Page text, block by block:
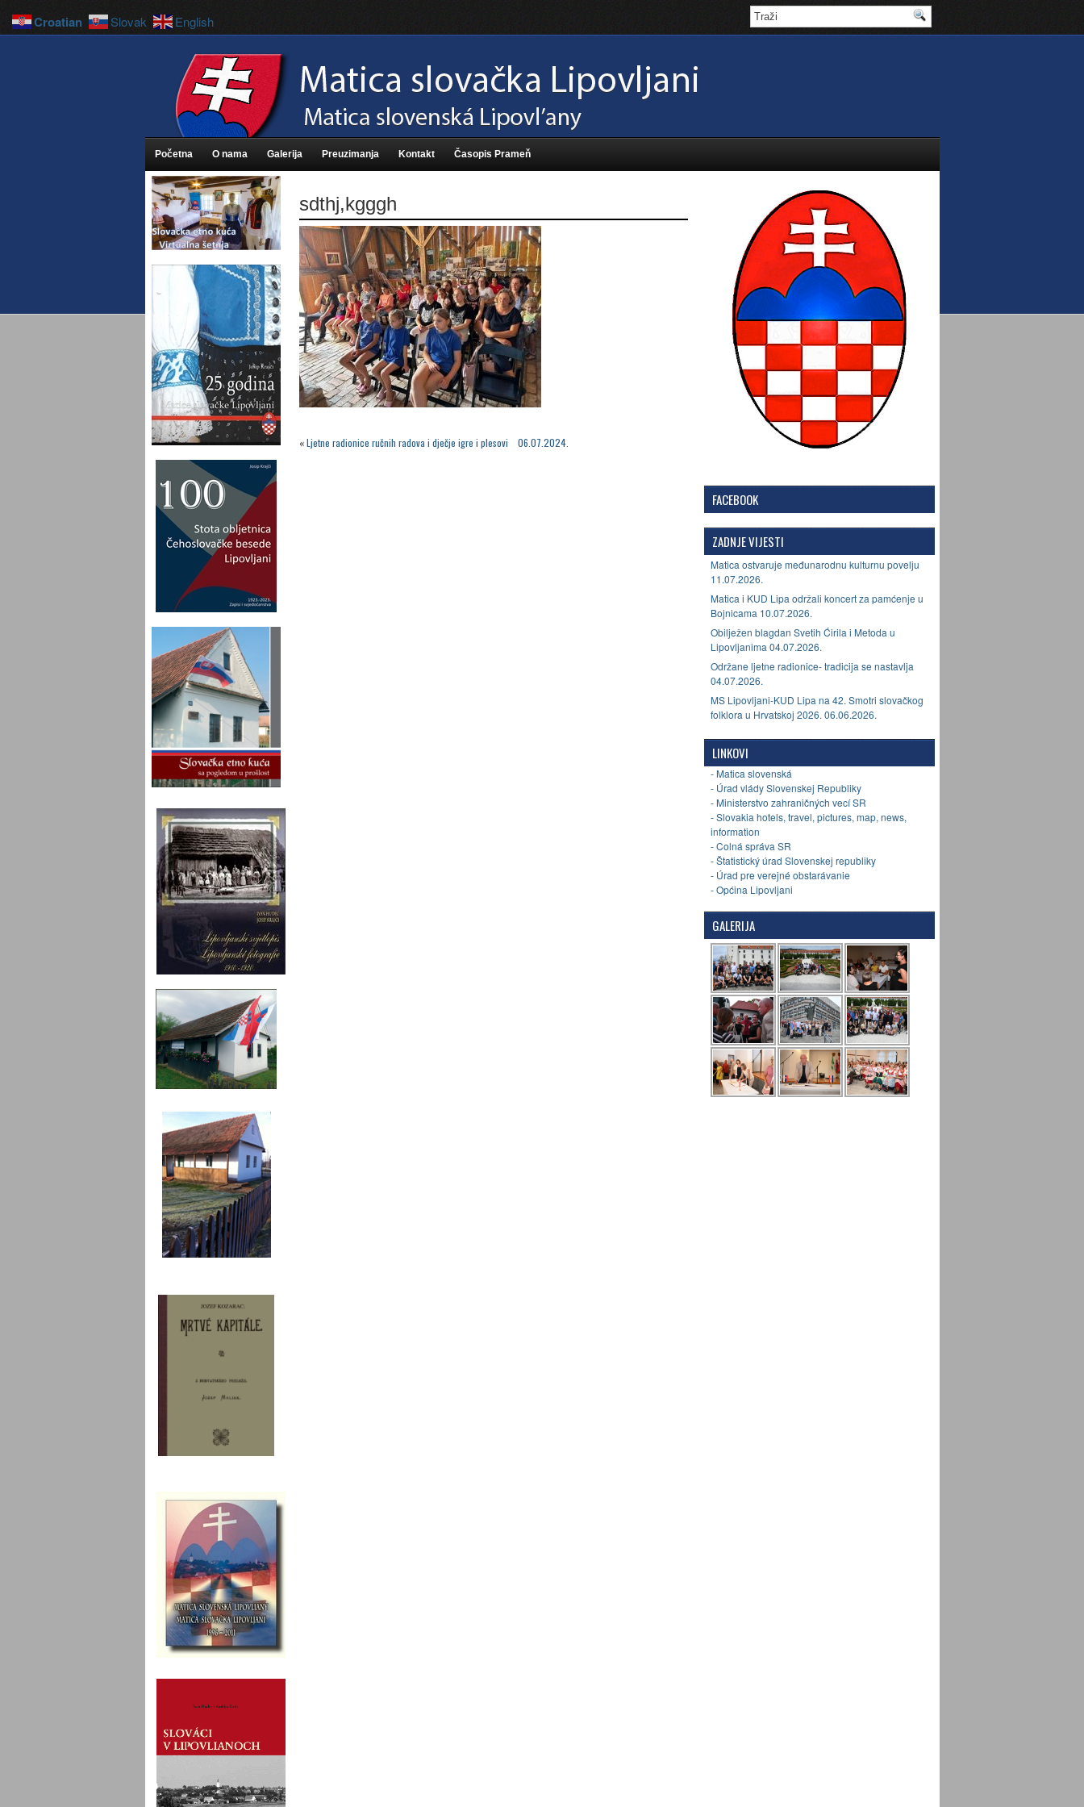
Početna O nama Galerija Preuzimanja Kontakt Časopis Prameň
sdthj,kgggh
«Ljetne radionice ručnih radova i dječje igre i plesovi 06.07.2024.
FACEBOOK
ZADNJE VIJESTI
Matica ostvaruje međunarodnu kulturnu povelju
11.07.2026.
Matica i KUD Lipa održali koncert za pamćenje u
Bojnicama 10.07.2026.
Obilježen blagdan Svetih Ćirila i Metoda u
Lipovljanima 04.07.2026.
Održane ljetne radionice- tradicija se nastavlja
04.07.2026.
MS Lipovljani-KUD Lipa na 42. Smotri slovačkog
folklora u Hrvatskoj 2026. 06.06.2026.
LINKOVI
- Matica slovenská
- Úrad vlády Slovenskej Republiky
- Ministerstvo zahraničných vecí SR
- Slovakia hotels, travel, pictures, map, news,
information
- Colná správa SR
- Štatistický úrad Slovenskej republiky
- Úrad pre verejné obstarávanie
- Općina Lipovljani
GALERIJA
Croatian Slovak English